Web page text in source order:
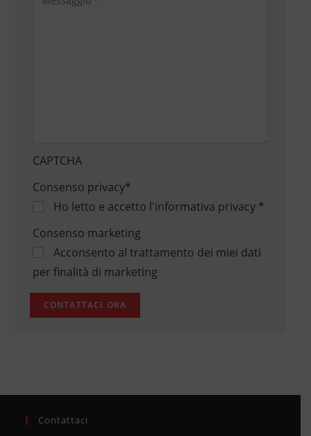
CAPTCHA
Consenso privacy*
Ho letto e accetto l'informativa privacy*
Consenso marketing
Acconsento al trattamento dei miei dati
per finalità di marketing
Contattaci